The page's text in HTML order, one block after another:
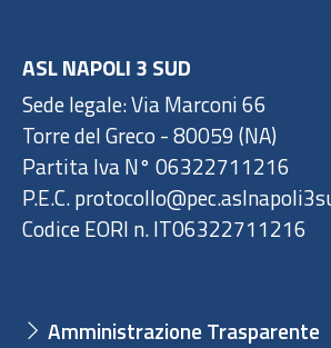
ASL NAPOLI 3 SUD
Sede legale: Via Marconi 66
Torre del Greco - 80059 (NA)
Partita Iva N° 06322711216
P.E.C.
Codice EORI n. IT06322711216
Amministrazione Trasparente